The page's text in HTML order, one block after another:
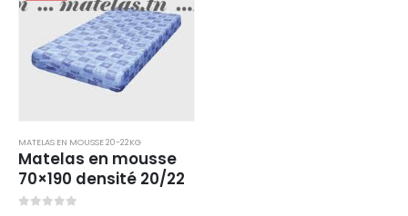
MATELAS EN MOUSSE 20-22KG
Matelas en mousse
70×190 densité 20/22